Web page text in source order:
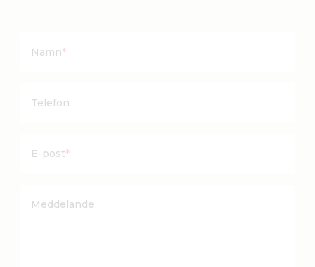
Namn*
Telefon
E-post*
Meddelande